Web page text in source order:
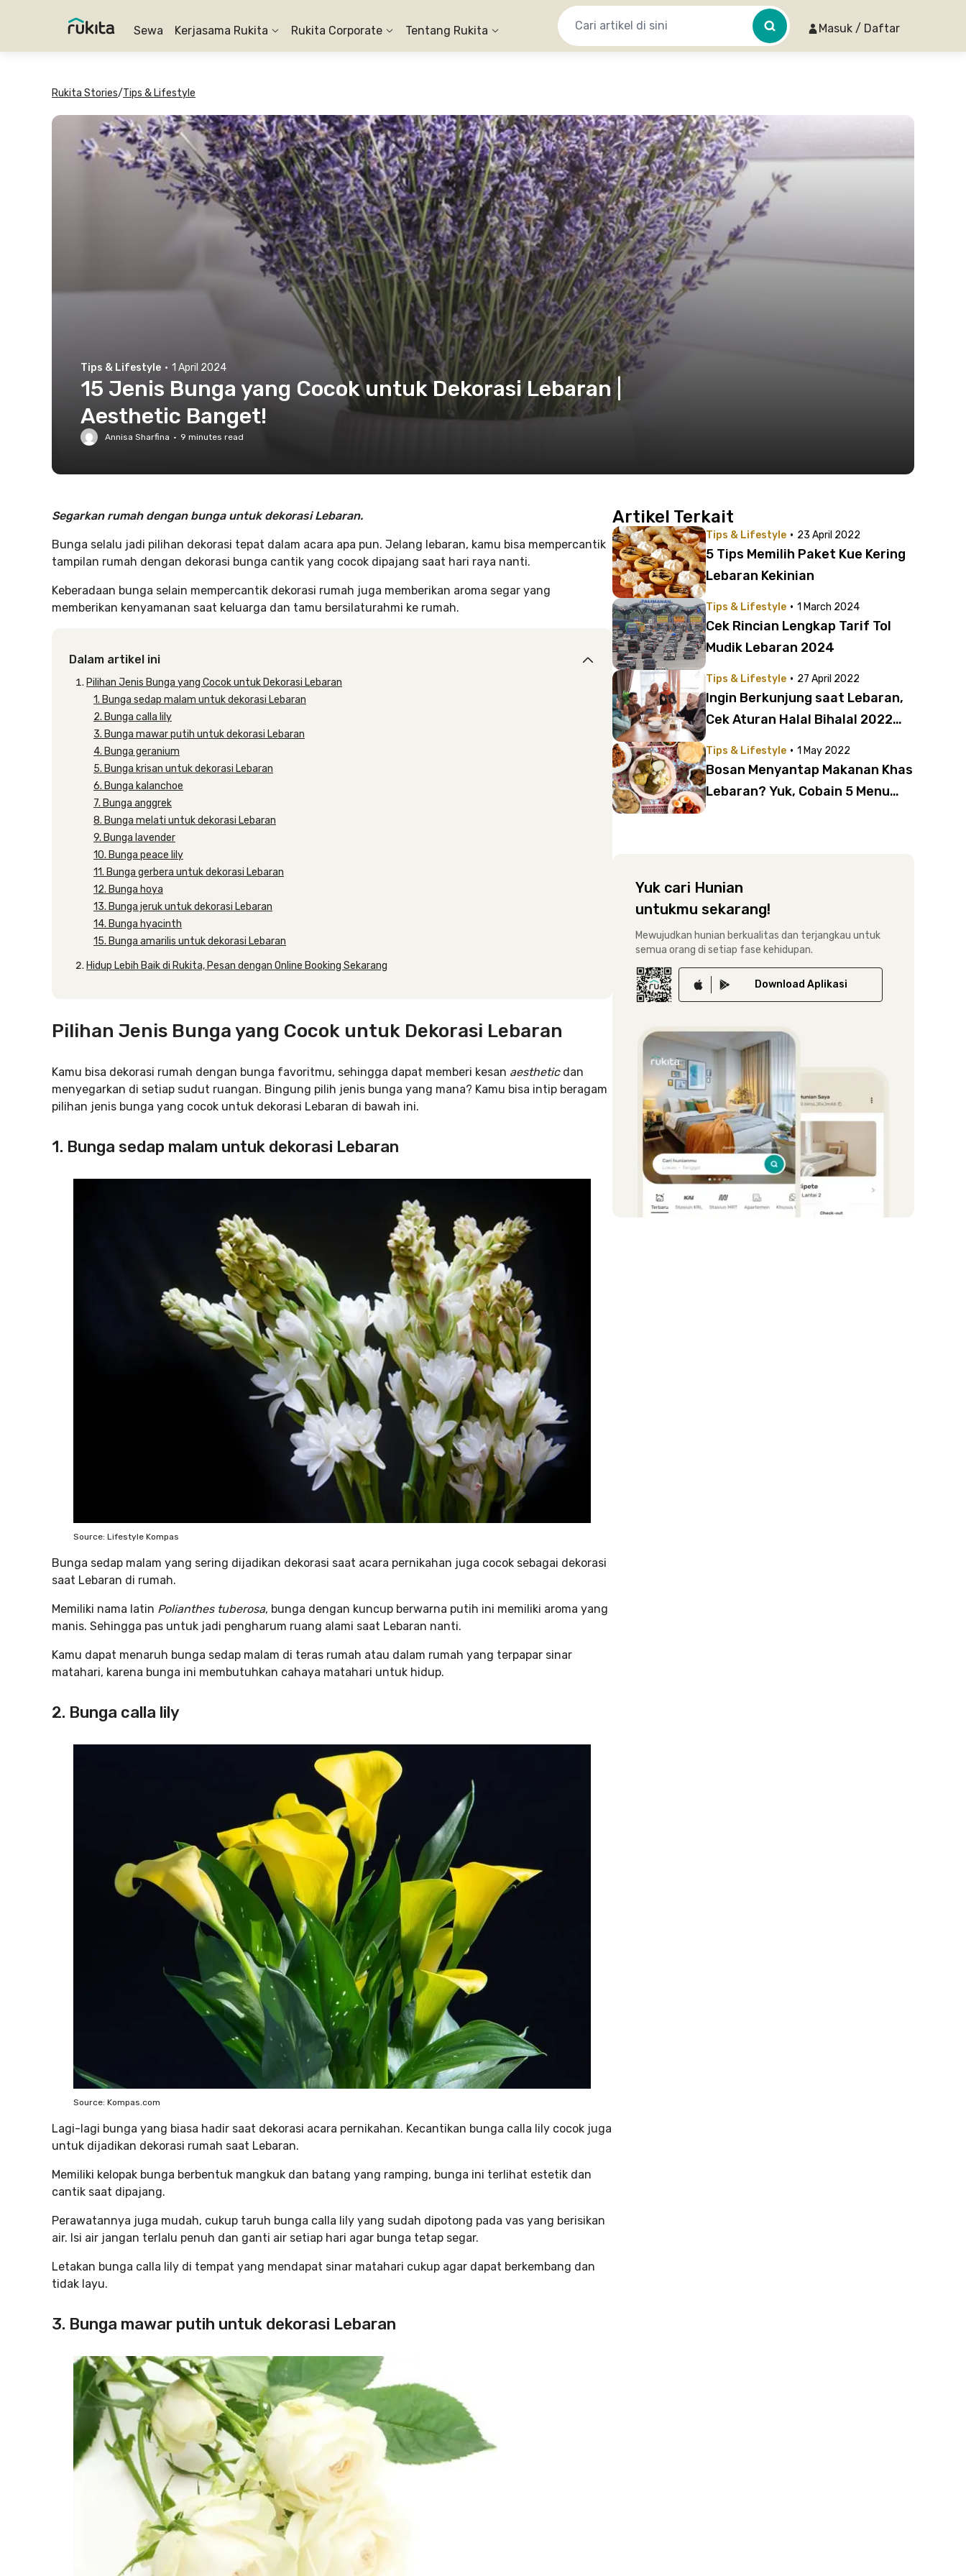
Sewa Kerjasama Rukita Rukita Corporate Tentang Rukita Masuk / Daftar
Rukita Stories/Tips & Lifestyle
Tips & Lifestyle · 1 April 2024
15 Jenis Bunga yang Cocok untuk Dekorasi Lebaran |
Aesthetic Banget!
Annisa Sharfina · 9 minutes read
Segarkan rumah dengan bunga untuk dekorasi Lebaran.
Bunga selalu jadi pilihan dekorasi tepat dalam acara apa pun. Jelang lebaran, kamu bisa mempercantik
tampilan rumah dengan dekorasi bunga cantik yang cocok dipajang saat hari raya nanti.
Keberadaan bunga selain mempercantik dekorasi rumah juga memberikan aroma segar yang
memberikan kenyamanan saat keluarga dan tamu bersilaturahmi ke rumah.
Dalam artikel ini
Pilihan Jenis Bunga yang Cocok untuk Dekorasi Lebaran
1. Bunga sedap malam untuk dekorasi Lebaran
2. Bunga calla lily
3. Bunga mawar putih untuk dekorasi Lebaran
4. Bunga geranium
5. Bunga krisan untuk dekorasi Lebaran
6. Bunga kalanchoe
7. Bunga anggrek
8. Bunga melati untuk dekorasi Lebaran
9. Bunga lavender
10. Bunga peace lily
11. Bunga gerbera untuk dekorasi Lebaran
12. Bunga hoya
13. Bunga jeruk untuk dekorasi Lebaran
14. Bunga hyacinth
15. Bunga amarilis untuk dekorasi Lebaran
Hidup Lebih Baik di Rukita, Pesan dengan Online Booking Sekarang
Pilihan Jenis Bunga yang Cocok untuk Dekorasi Lebaran
Kamu bisa dekorasi rumah dengan bunga favoritmu, sehingga dapat memberi kesan aesthetic dan
menyegarkan di setiap sudut ruangan. Bingung pilih jenis bunga yang mana? Kamu bisa intip beragam
pilihan jenis bunga yang cocok untuk dekorasi Lebaran di bawah ini.
1. Bunga sedap malam untuk dekorasi Lebaran
Source: Lifestyle Kompas
Bunga sedap malam yang sering dijadikan dekorasi saat acara pernikahan juga cocok sebagai dekorasi
saat Lebaran di rumah.
Memiliki nama latin Polianthes tuberosa, bunga dengan kuncup berwarna putih ini memiliki aroma yang
manis. Sehingga pas untuk jadi pengharum ruang alami saat Lebaran nanti.
Kamu dapat menaruh bunga sedap malam di teras rumah atau dalam rumah yang terpapar sinar
matahari, karena bunga ini membutuhkan cahaya matahari untuk hidup.
2. Bunga calla lily
Source: Kompas.com
Lagi-lagi bunga yang biasa hadir saat dekorasi acara pernikahan. Kecantikan bunga calla lily cocok juga
untuk dijadikan dekorasi rumah saat Lebaran.
Memiliki kelopak bunga berbentuk mangkuk dan batang yang ramping, bunga ini terlihat estetik dan
cantik saat dipajang.
Perawatannya juga mudah, cukup taruh bunga calla lily yang sudah dipotong pada vas yang berisikan
air. Isi air jangan terlalu penuh dan ganti air setiap hari agar bunga tetap segar.
Letakan bunga calla lily di tempat yang mendapat sinar matahari cukup agar dapat berkembang dan
tidak layu.
3. Bunga mawar putih untuk dekorasi Lebaran
Artikel Terkait
Tips & Lifestyle · 23 April 2022
5 Tips Memilih Paket Kue Kering
Lebaran Kekinian
Tips & Lifestyle · 1 March 2024
Cek Rincian Lengkap Tarif Tol
Mudik Lebaran 2024
Tips & Lifestyle · 27 April 2022
Ingin Berkunjung saat Lebaran,
Cek Aturan Halal Bihalal 2022
Tips & Lifestyle · 1 May 2022
Bosan Menyantap Makanan Khas
Lebaran? Yuk, Cobain 5 Menu
Yuk cari Hunian
untukmu sekarang!
Mewujudkan hunian berkualitas dan terjangkau untuk
semua orang di setiap fase kehidupan.
Download Aplikasi